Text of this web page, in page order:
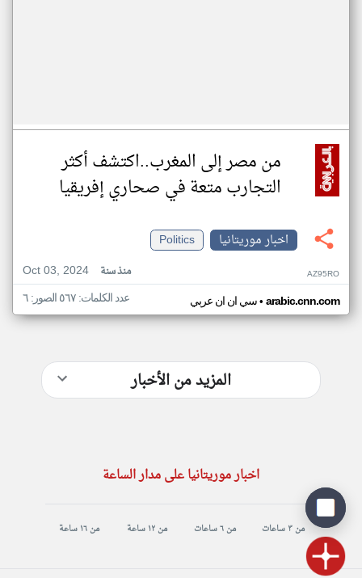
من مصر إلى المغرب..اكتشف أكثر
التجارب متعة في صحاري إفريقيا
اخبار موريتانيا
Politics
Oct 03, 2024
منذ سنة AZ95RO
سي ان ان عربي• arabic.cnn.com عدد الكلمات: ٥٦٧ الصور: ٦
المزيد من الأخبار
اخبار موريتانيا على مدار الساعة
من ٣ ساعات من ٦ ساعات من ١٢ ساعة من ١٦ ساعة